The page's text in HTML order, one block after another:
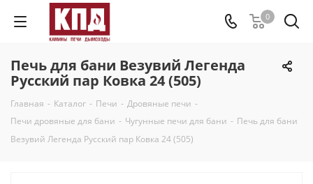
0
Печь для бани Везувий Легенда
Русский пар Ковка 24 (505)
Главная - Каталог - Печи - Дровяные печи -
Печи дровяные для бани - Чугунные печи для бани - Печь для бани
Везувий Легенда Русский пар Ковка 24 (505)